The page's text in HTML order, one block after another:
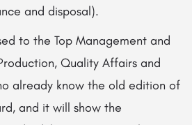
and disposal).
to the Top Management and
Quality Affairs and
already know the old edition of
and it will show the